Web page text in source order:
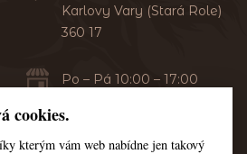
Karlovy Vary (Stará Role)
360 17
Po – Pá 10:00 – 17:00
+420 353 549 410
cookies.
kterým vám web nabídne jen takový